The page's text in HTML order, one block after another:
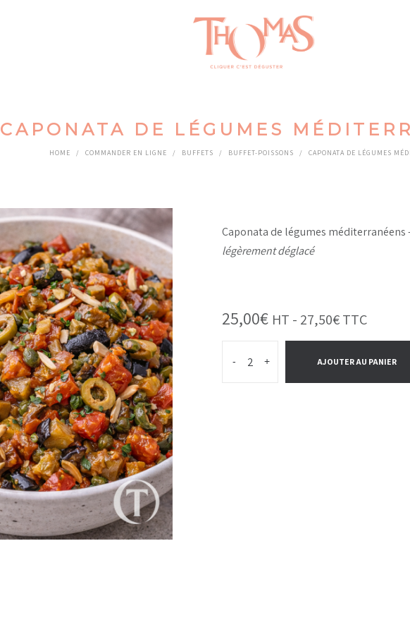
CAPONATA DE LÉGUMES
HOME / COMMANDER EN LIGNE / BUFFETS / BUFFET-POISSONS / CAPONATA DE LÉGUMES
Caponata de légumes méditerranéens
légèrement déglacé
25,00€ HT - 27,50€TTC
- + AJOUTER AU PANIER